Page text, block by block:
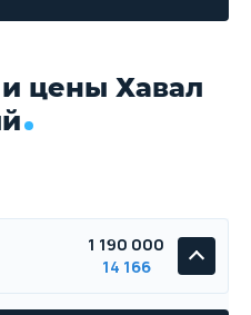
цены Хавал
1 190 000
14 166